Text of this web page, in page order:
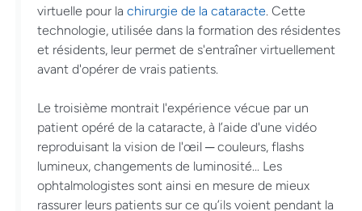
virtuelle pour la chirurgie de la cataracte. Cette
technologie, utilisée dans la formation des résidentes
et résidents, leur permet de s'entraîner virtuellement
avant d'opérer de vrais patients.
Le troisième montrait l'expérience vécue par un
patient opéré de la cataracte, à l’aide d'une vidéo
reproduisant la vision de l'œil ─ couleurs, flashs
lumineux, changements de luminosité... Les
ophtalmologistes sont ainsi en mesure de mieux
rassurer leurs patients sur ce qu’ils voient pendant la